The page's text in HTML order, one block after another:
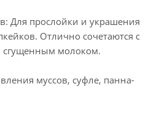
Для прослойки и украшения
Отлично сочетаются с
молоком.
муссов, суфле, панна-